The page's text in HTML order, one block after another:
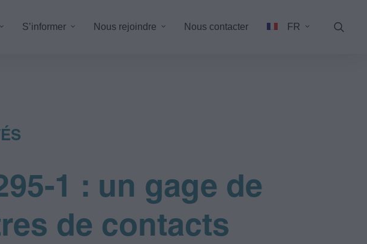
Service client multicanal
KYC & conformité
S’informer Nous rejoindre Nous contacter FR
1 : un gage de
de contacts